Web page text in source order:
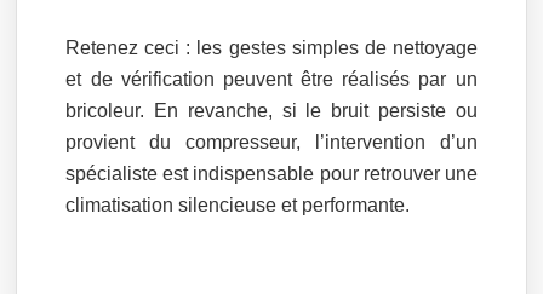
Retenez ceci : les gestes simples de nettoyage
et de vérification peuvent être réalisés par un
bricoleur. En revanche, si le bruit persiste ou
provient du compresseur, l’intervention d’un
spécialiste est indispensable pour retrouver une
climatisation silencieuse et performante.